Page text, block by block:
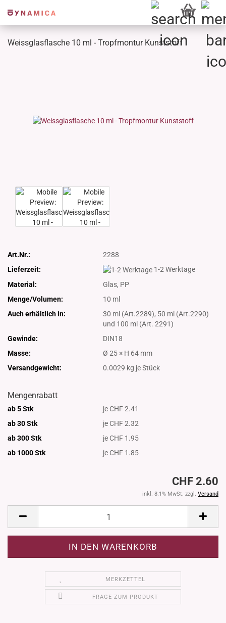
Weissglasflasche 10 ml - Tropfmontur Kunststoff
Art.Nr.:
2288
Lieferzeit:
1-2 Werktage
Material:
Glas, PP
Menge/Volumen:
10 ml
Auch erhältlich in:
30 ml (Art.2289), 50 ml (Art.2290)
und 100 ml (Art. 2291)
Gewinde:
DIN18
Masse:
Ø 25 × H 64 mm
Versandgewicht:
0.0029 kg je Stück
Mengenrabatt
ab 5 Stk
je CHF 2.41
ab 30 Stk
je CHF 2.32
ab 300 Stk
je CHF 1.95
ab 1000Stk je CHF 1.85
CHF 2.60
inkl. 8.1% MwSt. zzgl. Versand
MERKZETTEL
FRAGE ZUM PRODUKT